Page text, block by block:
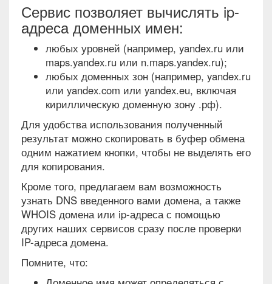
Сервис позволяет вычислять ip-
адреса доменных имен:
любых уровней (например, yandex.ru или
maps.yandex.ru или n.maps.yandex.ru);
любых доменных зон (например, yandex.ru
или yandex.com или yandex.eu, включая
кириллическую доменную зону .рф).
Для удобства использования полученный
результат можно скопировать в буфер обмена
одним нажатием кнопки, чтобы не выделять его
для копирования.
Кроме того, предлагаем вам возможность
узнать DNS введенного вами домена, а также
WHOIS домена или ip-адреса с помощью
других наших сервисов сразу после проверки
IP-адреса домена.
Помните, что: